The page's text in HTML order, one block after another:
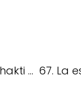
65. Narada Bhakti sutra expuesta por Prema Guru Maharaj